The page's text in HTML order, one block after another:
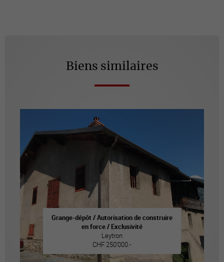
Biens similaires
Grange-dépôt / Autorisation de construire
en force / Exclusivité
Leytron
CHF 250'000.-